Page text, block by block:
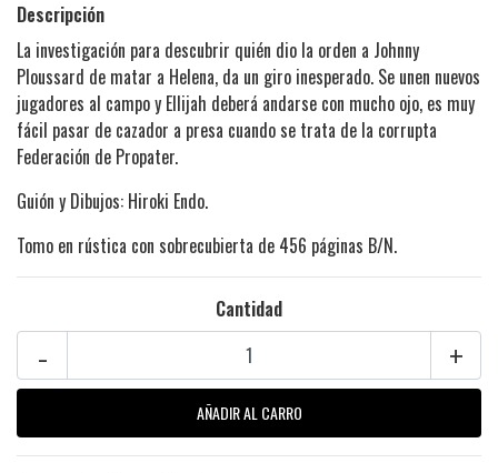
Descripción
La investigación para descubrir quién dio la orden a Johnny
Ploussard de matar a Helena, da un giro inesperado. Se unen nuevos
jugadores al campo y Ellijah deberá andarse con mucho ojo, es muy
fácil pasar de cazador a presa cuando se trata de la corrupta
Federación de Propater.
Guión y Dibujos: Hiroki Endo.
Tomo en rústica con sobrecubierta de 456 páginas B/N.
Cantidad
+
-